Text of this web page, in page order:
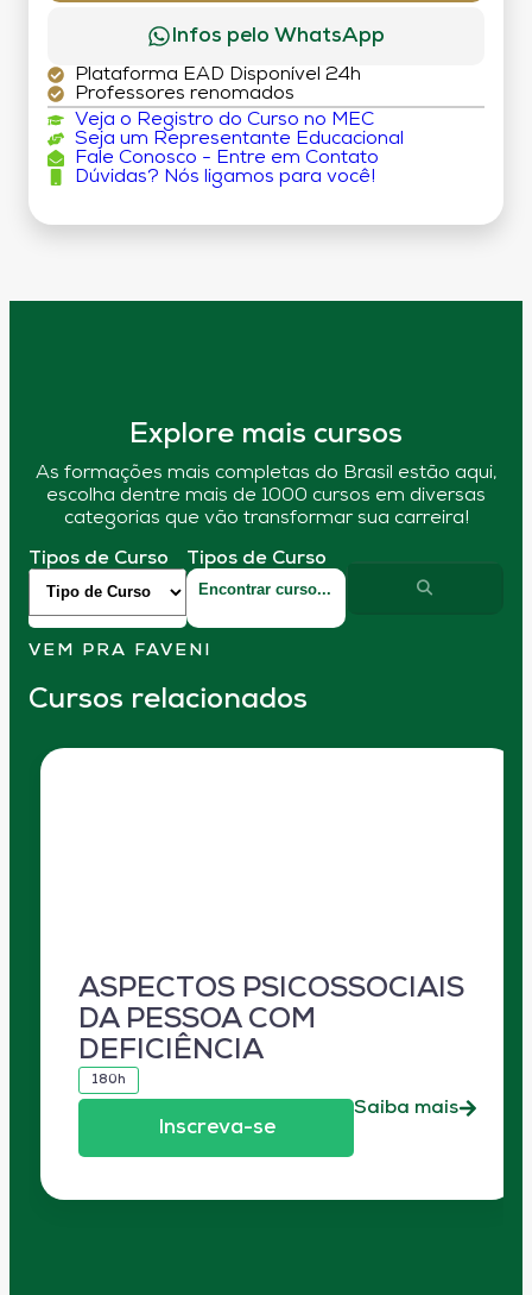
Infos pelo WhatsApp
Plataforma EAD Disponível 24h
Professores renomados
Veja o Registro do Curso no MEC
Seja um Representante Educacional
Fale Conosco - Entre em Contato
Dúvidas? Nós ligamos para você!
Explore mais cursos
As formações mais completas do Brasil estão aqui,
escolha dentre mais de 1000 cursos em diversas
categorias que vão transformar sua carreira!
Tipos de Curso Tipos de Curso
VEM PRA FAVENI
Cursos relacionados
ASPECTOS PSICOSSOCIAIS
DA PESSOA COM
DEFICIÊNCIA
180h
Inscreva-se
Saiba mais